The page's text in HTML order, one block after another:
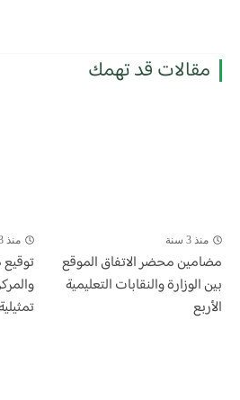
مقالات قد تهمك
منذ 3 سنة
مضامين محضر الاتفاق الموقع
بين الوزارة والنقابات التعليمية
الأربع
منذ 3 سنة